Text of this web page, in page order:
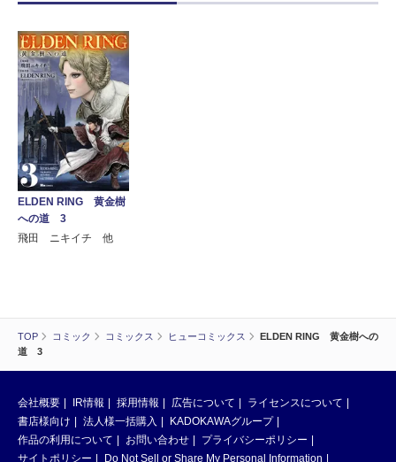
TOP コミック コミックス ヒューコミックス
ELDEN RING 黄金樹への
道 3
ELDEN RING 黄金樹
への道 3
飛田 ニキイチ 他
会社概要 IR情報 採用情報 広告について
ライセンスについて
書店様向け
法人様一括購入
KADOKAWAグループ
作品の利用について
お問い合わせ
プライバシーポリシー
サイトポリシー
Do Not Sell or Share My Personal Information